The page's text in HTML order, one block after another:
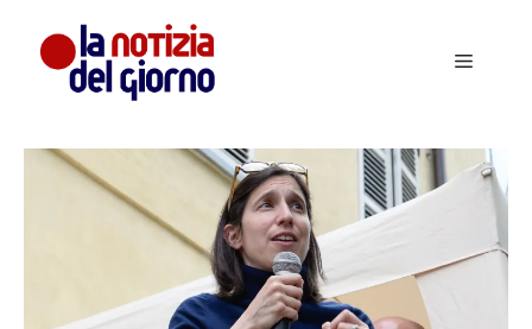
contenuto
Menu